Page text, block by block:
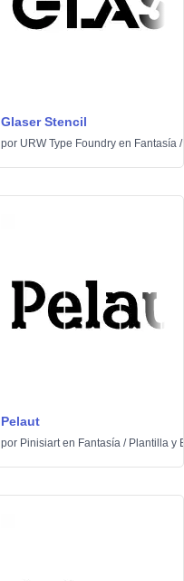
Glaser Stencil
por URW Type Foundry en Fantasía /
Pelaut
por Pinisiarten Fantasía / Plantilla y